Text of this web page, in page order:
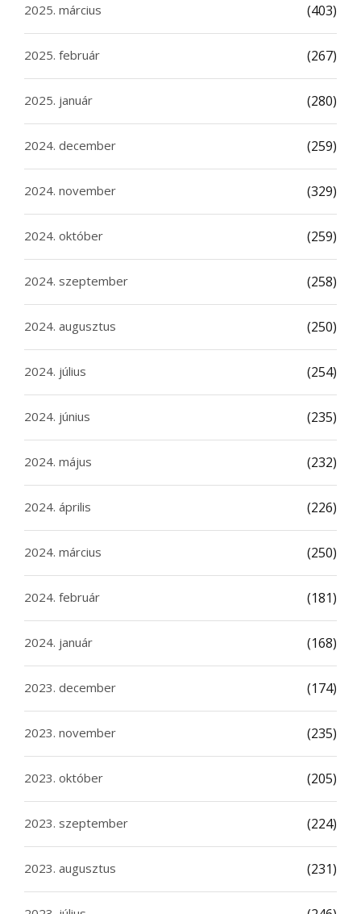
2025. március (403)
2025. február (267)
2025. január (280)
2024. december (259)
2024. november (329)
2024. október (259)
2024. szeptember (258)
2024. augusztus (250)
2024. július (254)
2024. június (235)
2024. május (232)
2024. április (226)
2024. március (250)
2024. február (181)
2024. január (168)
2023. december (174)
2023. november (235)
2023. október (205)
2023. szeptember (224)
2023. augusztus (231)